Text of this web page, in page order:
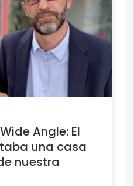
Angle: El
una casa
nuestra